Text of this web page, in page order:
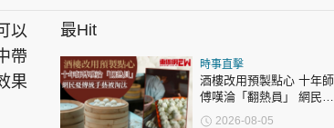
娛樂名人
文化藝術
以
帶
果
最Hit
時事直擊
酒樓改用預製點心 十年師
傅嘆淪「翻熱員」 網民憂
傳統手藝被淘汰
2026-08-05